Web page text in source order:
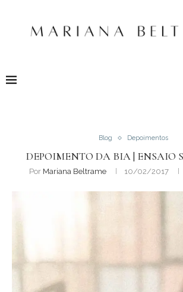
Blog Depoimentos
DEPOIMENTO DA BIA | ENSAIO
Por Mariana Beltrame 10/02/2017